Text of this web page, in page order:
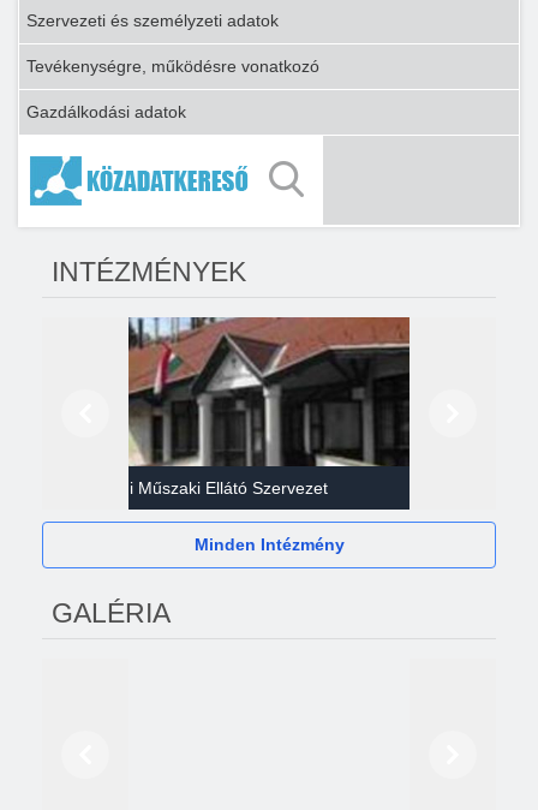
Szervezeti és személyzeti adatok
Tevékenységre, működésre vonatkozó
Gazdálkodási adatok
INTÉZMÉNYEK
Gazdasági Műszaki Ellátó Szervezet
Minden Intézmény
GALÉRIA